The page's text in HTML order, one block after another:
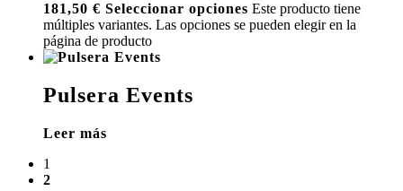
181,50 € Seleccionar opciones Este producto tiene
múltiples variantes. Las opciones se pueden elegir en la
página de producto
Pulsera Events
Leer más
1
2